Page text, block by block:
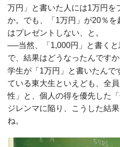
万円」と書いた人には1万円を
か。でも、「1万円」が20％
はプレゼントしない、と。
──当然、「1,000円」と書く
で、結果はどうなったんですか
学生が「1万円」と書いたんで
ている東大生といえども、全
性」と、個人の得を優先した
ジレンマに陥り、こうした結
ね。